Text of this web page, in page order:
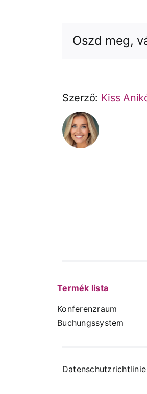
Oszd meg,
Szerző: Kiss
Termék lista
Konferenzraum
Buchungssystem
Datenschutzrichtlinie